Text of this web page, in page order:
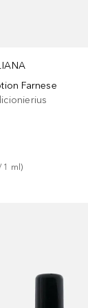
Farnese
1 ml)